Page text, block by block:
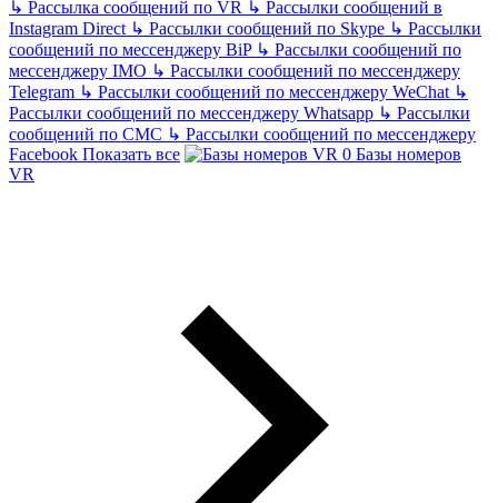
↳ Рассылка сообщений по VR ↳ Рассылки сообщений в
Instagram Direct ↳ Рассылки сообщений по Skype ↳ Рассылки
сообщений по мессенджеру BiP ↳ Рассылки сообщений по
мессенджеру IMO ↳ Рассылки сообщений по мессенджеру
Telegram ↳ Рассылки сообщений по мессенджеру WeChat ↳
Рассылки сообщений по мессенджеру Whatsapp ↳ Рассылки
сообщений по СМС ↳ Рассылки сообщений по мессенджеру
Facebook Показать все
Базы номеров
VR